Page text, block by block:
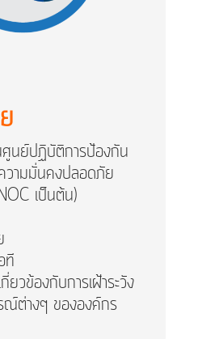
นย์ปฏิบัติการป้องกัน
วามมั่นคงปลอดภัย
เป็นต้น)
ที
วข้องกับการเฝ้าระวัง
ณ์ต่างๆ ขององค์กร